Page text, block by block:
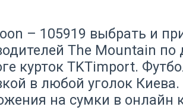
– 105919 выбрать и
The Mountain по
курток TKTimport.
в любой уголок
на сумки в онлайн